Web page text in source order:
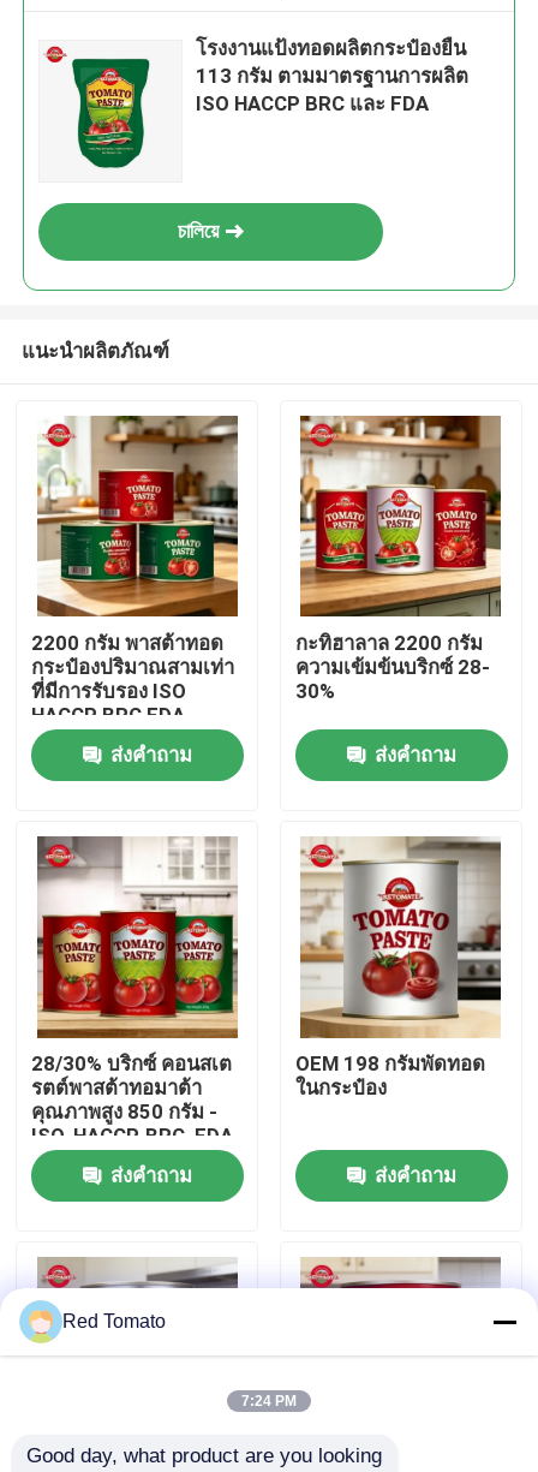
บ้าน
สินค้า
วิดีโอ
เกี่ยวกับเรา
ทัวร์โรงงาน
การควบคุมคุณภาพ
ขอทุน
วางมะเขือเทศกลอง
โรงงานแป้งทอดผลิตกระป๋องยืน
113 กรัม ตามมาตรฐานการผลิต
ISO HACCP BRC และ FDA
চালিয়ে
แนะนำผลิตภัณฑ์
2200 กรัม พาสต้าทอด
กระป๋องปริมาณสามเท่า
ที่มีการรับรอง ISO
HACCP BRC FDA
ส่งคำถาม
กะทิฮาลาล 2200 กรัม
ความเข้มข้นบริกซ์ 28-
30%
ส่งคำถาม
28/30% บริกซ์ คอนสเต
รตต์พาสต้าทอมาต้า
คุณภาพสูง 850 กรัม -
ISO, HACCP, BRC, FDA
รับรอง
ส่งคำถาม
OEM 198 กรัมพัดทอด
ในกระป๋อง
ส่งคำถาม
Red Tomato
7:24 PM
Good day, what product are you looking